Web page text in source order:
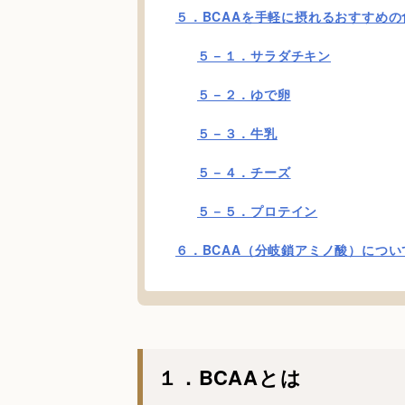
５．BCAAを手軽に摂れるおすすめの
５－１．サラダチキン
５－２．ゆで卵
５－３．牛乳
５－４．チーズ
５－５．プロテイン
６．BCAA（分岐鎖アミノ酸）につ
１．BCAAとは